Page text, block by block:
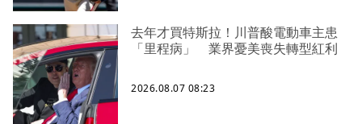
去年才買特斯拉！川普酸電動車主患
「里程病」 業界憂美喪失轉型紅利
2026.08.07 08:23